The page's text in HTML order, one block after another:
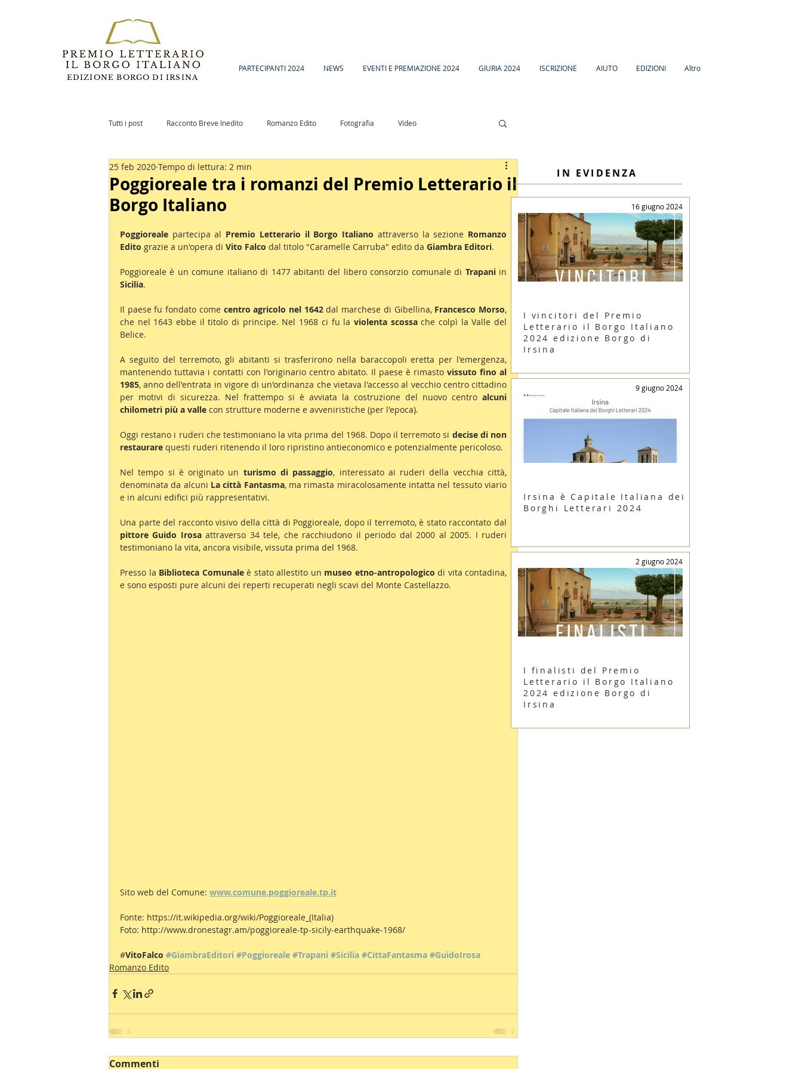
EDIZIONE BORGO DI IRSINA
PARTECIPANTI 2024 NEWS EVENTI E PREMIAZIONE 2024 GIURIA 2024 ISCRIZIONE AIUTO EDIZIONI Altro
Tutti i post Racconto Breve Inedito Romanzo Edito Fotografia Video
Romanzo Inedito Notizie
Poggioreale tra i romanzi del Premio Letterario il
Borgo Italiano
25 feb 2020 Tempo di lettura: 2 min
Poggioreale partecipa al Premio Letterario il Borgo Italiano attraverso la sezione Romanzo
Edito grazie a un'opera di Vito Falco dal titolo "Caramelle Carruba" edito da Giambra Editori.
Poggioreale è un comune italiano di 1477 abitanti del libero consorzio comunale di Trapani
Sicilia.
Il paese fu fondato come centro agricolo nel 1642 dal marchese di Gibellina, Francesco Morso,
che nel 1643 ebbe il titolo di principe. Nel 1968 ci fu la violenta scossa che colpì la Valle del
Belice.
A seguito del terremoto, gli abitanti si trasferirono nella baraccopoli eretta per l'emergenza,
mantenendo tuttavia i contatti con l'originario centro abitato. Il paese è rimasto vissuto fino al
1985, anno dell'entrata in vigore di un'ordinanza che vietava l'accesso al vecchio centro cittadino
per motivi di sicurezza. Nel frattempo si è avviata la costruzione del nuovo centro alcuni
chilometri più a valle con strutture moderne e avveniristiche (per l'epoca).
Oggi restano i ruderi che testimoniano la vita prima del 1968. Dopo il terremoto si decise di non
restaurare questi ruderi ritenendo il loro ripristino antieconomico e potenzialmente pericoloso.
Nel tempo si è originato un turismo di passaggio, interessato ai ruderi della vecchia città,
denominata da alcuni La città Fantasma, ma rimasta miracolosamente intatta nel tessuto viario
e in alcuni edifici più rappresentativi.
pittore Guido Irosa attraverso 34 tele, che racchiudono il periodo dal 2000 al 2005. I ruderi
testimoniano la vita, ancora visibile, vissuta prima del 1968.
Presso la Biblioteca Comunale è stato allestito un museo etno-antropologico di vita contadina,
e sono esposti pure alcuni dei reperti recuperati negli scavi del Monte Castellazzo.
Sito web del Comune: www.comune.poggioreale.tp.it
Fonte: https://it.wikipedia.org/wiki/Poggioreale_(Italia)
Foto: http://www.dronestagr.am/poggioreale-tp-sicily-earthquake-1968/
#VitoFalco #GiambraEditori #Poggioreale #Trapani #Sicilia #CittaFantasma #GuidoIrosa
Romanzo Edito
Commenti
16 giugno 2024
I vincitori del Premio
Letterario il Borgo Italiano
2024 edizione Borgo di
Irsina
9 giugno 2024
Irsina è Capitale Italiana dei
Borghi Letterari 2024
2 giugno 2024
I finalisti del Premio
Letterario il Borgo Italiano
2024 edizione Borgo di
Irsina
IN EVIDENZA